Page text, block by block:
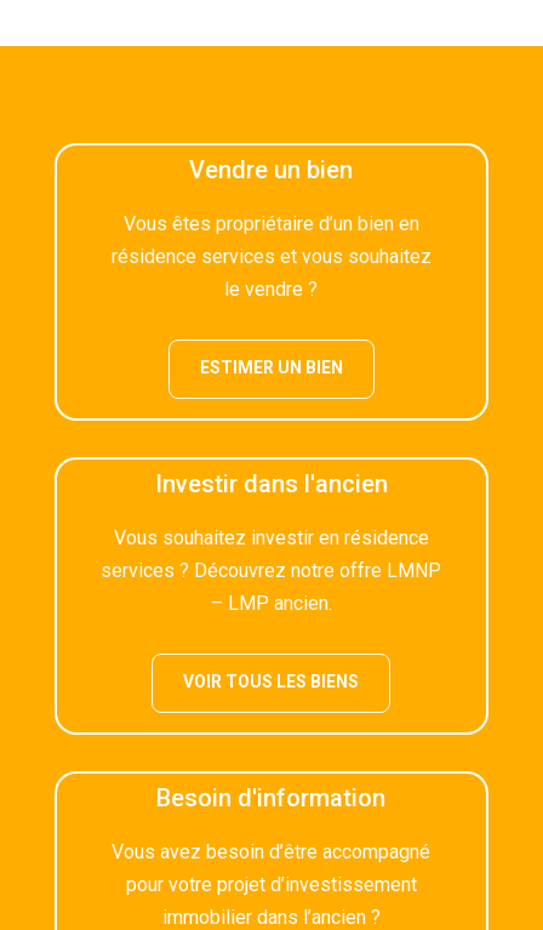
Vendre un bien
Vous êtes propriétaire d’un bien en
résidence services et vous souhaitez
le vendre ?
ESTIMER UN BIEN
Investir dans l'ancien
Vous souhaitez investir en résidence
services ? Découvrez notre offre LMNP
– LMP ancien.
VOIR TOUS LES BIENS
Besoin d'information
Vous avez besoin d’être accompagné
pour votre projet d’investissement
immobilier dans l’ancien ?